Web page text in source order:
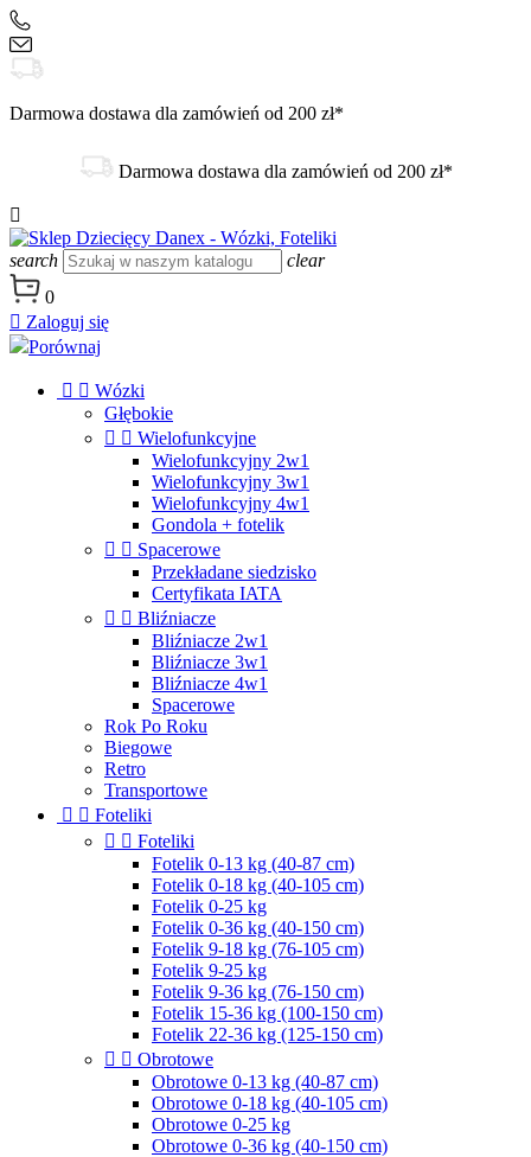
Darmowa dostawa dla zamówień od 200 zł*
Darmowa dostawa dla zamówień od 200 zł*

search
clear
0
 Zaloguj się
Porównaj
  Wózki
Głębokie
  Wielofunkcyjne
Wielofunkcyjny 2w1
Wielofunkcyjny 3w1
Wielofunkcyjny 4w1
Gondola + fotelik
  Spacerowe
Przekładane siedzisko
Certyfikata IATA
  Bliźniacze
Bliźniacze 2w1
Bliźniacze 3w1
Bliźniacze 4w1
Spacerowe
Rok Po Roku
Biegowe
Retro
Transportowe
  Foteliki
  Foteliki
Fotelik 0-13 kg (40-87 cm)
Fotelik 0-18 kg (40-105 cm)
Fotelik 0-25 kg
Fotelik 0-36 kg (40-150 cm)
Fotelik 9-18 kg (76-105 cm)
Fotelik 9-25 kg
Fotelik 9-36 kg (76-150 cm)
Fotelik 15-36 kg (100-150 cm)
Fotelik 22-36 kg (125-150 cm)
  Obrotowe
Obrotowe 0-13 kg (40-87 cm)
Obrotowe 0-18 kg (40-105 cm)
Obrotowe 0-25 kg
Obrotowe 0-36 kg (40-150 cm)